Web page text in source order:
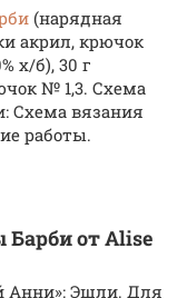
(нарядная
акрил, крючок
х/б), 30 г
№ 1,3. Схема
Схема вязания
работы.
от Alise
Анни»: Эшли. Для